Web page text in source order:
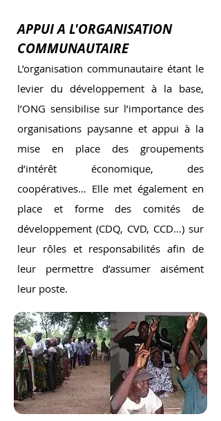
APPUI A L'ORGANISATION
COMMUNAUTAIRE
L’organisation communautaire étant le
levier du développement à la base,
l’ONG sensibilise sur l’importance des
organisations paysanne et appui à la
mise en place des groupements
d’intérêt économique, des
coopératives… Elle met également en
place et forme des comités de
développement (CDQ, CVD, CCD…) sur
leur rôles et responsabilités afin de
leur permettre d’assumer aisément
leur poste.